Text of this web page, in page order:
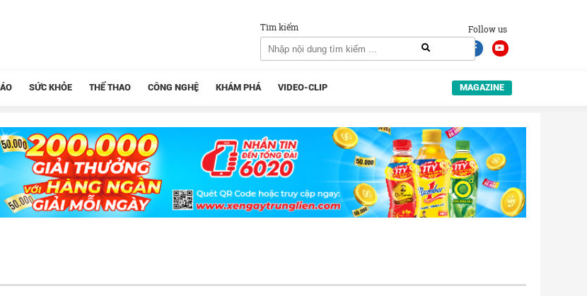
Follow us
Tìm kiếm
SỨC KHỎE THỂ THAO CÔNG NGHỆ KHÁM PHÁ VIDEO-CLIP MAGAZINE